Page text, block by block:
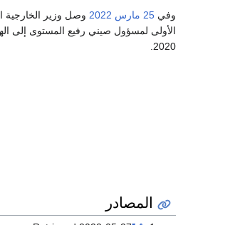
وفي 25 مارس 2022 وصل وزير الخارجية
الأولى لمسؤول صيني رفيع المستوى إلى
2020.
المصادر